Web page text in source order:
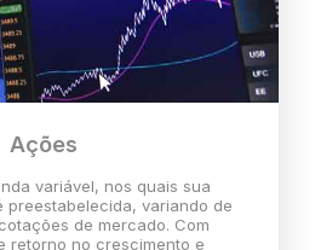
Ações
variável, nos quais sua
preestabelecida, variando de
de mercado. Com
retorno no crescimento e